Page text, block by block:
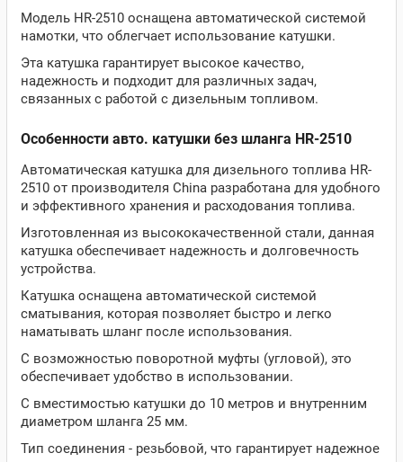
Модель HR-2510 оснащена автоматической системой
намотки, что облегчает использование катушки.
Эта катушка гарантирует высокое качество,
надежность и подходит для различных задач,
связанных с работой с дизельным топливом.
Особенности авто. катушки без шланга HR-2510
Автоматическая катушка для дизельного топлива HR-
2510 от производителя China разработана для удобного
и эффективного хранения и расходования топлива.
Изготовленная из высококачественной стали, данная
катушка обеспечивает надежность и долговечность
устройства.
Катушка оснащена автоматической системой
сматывания, которая позволяет быстро и легко
наматывать шланг после использования.
С возможностью поворотной муфты (угловой), это
обеспечивает удобство в использовании.
С вместимостью катушки до 10 метров и внутренним
диаметром шланга 25 мм.
Тип соединения - резьбовой, что гарантирует надежное